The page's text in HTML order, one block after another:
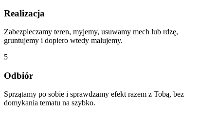
Realizacja
Zabezpieczamy teren, myjemy, usuwamy mech lub rdzę,
gruntujemy i dopiero wtedy malujemy.
5
Odbiór
Sprzątamy po sobie i sprawdzamy efekt razem z Tobą, bez
domykania tematu na szybko.